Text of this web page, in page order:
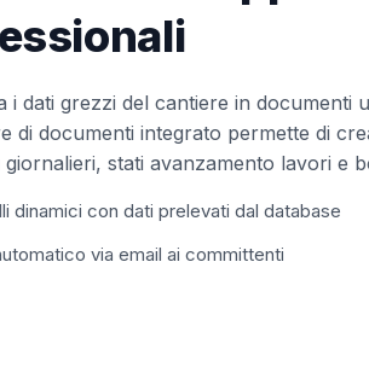
i dati grezzi del cantiere in documenti
di documenti integrato permette di
stati avanzamento lavori e
dinamici con dati prelevati dal database
via email ai committenti